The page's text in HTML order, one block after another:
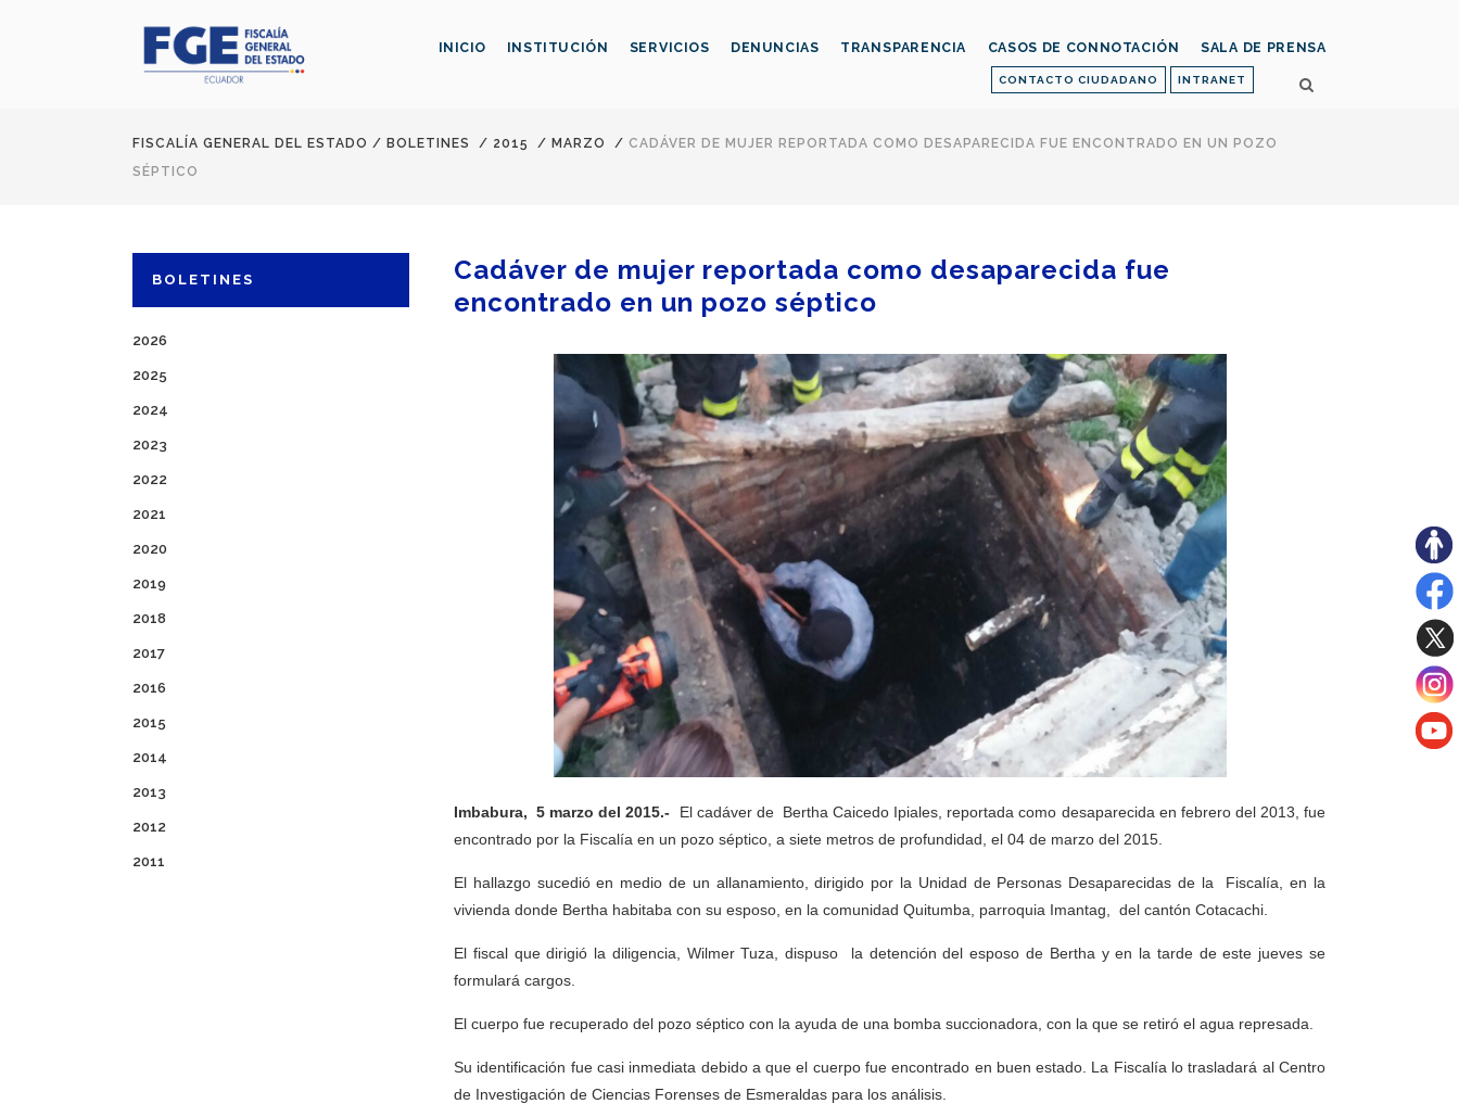
CONTACTO CIUDADANO INTRANET
INICIO INSTITUCIÓN SERVICIOS DENUNCIAS TRANSPARENCIA CASOS DE CONNOTACIÓN SALA DE PRENSA
FISCALÍA GENERAL DEL ESTADO / BOLETINES / 2015 / MARZO / CADÁVER DE MUJER REPORTADA COMO DESAPARECIDA FUE ENCONTRADO EN UN POZO
SÉPTICO
BOLETINES
2026
2025
2024
2023
2022
2021
2020
2019
2018
2017
2016
2015
2014
2013
2012
2011
Cadáver de mujer reportada como desaparecida fue
encontrado en un pozo séptico
Imbabura, 5 marzo del 2015.-
El cadáver de Bertha Caicedo Ipiales, reportada como desaparecida en febrero del 2013, fue
encontrado por la Fiscalía en un pozo séptico, a siete metros de profundidad, el 04 de marzo del 2015.
El hallazgo sucedió en medio de un allanamiento, dirigido por la Unidad de Personas Desaparecidas de la Fiscalía, en la
vivienda donde Bertha habitaba con su esposo, en la comunidad Quitumba, parroquia Imantag, del cantón Cotacachi.
El fiscal que dirigió la diligencia, Wilmer Tuza, dispuso la detención del esposo de Bertha y en la tarde de este jueves se
formulará cargos.
El cuerpo fue recuperado del pozo séptico con la ayuda de una bomba succionadora, con la que se retiró el agua represada.
Su identificación fue casi inmediata debido a que el cuerpo fue encontrado en buen estado. La Fiscalía lo trasladará al Centro
de Investigación de Ciencias Forenses de Esmeraldas para los análisis.